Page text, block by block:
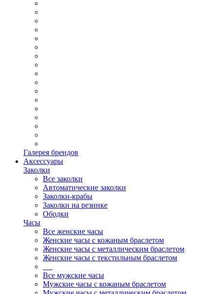
Галерея брендов
Аксессуары
Заколки
Все заколки
Автоматические заколки
Заколки-крабы
Заколки на резинке
Ободки
Часы
Все женские часы
Женские часы с кожаным браслетом
Женские часы с металлическим браслетом
Женские часы с текстильным браслетом
Все мужские часы
Мужские часы с кожаным браслетом